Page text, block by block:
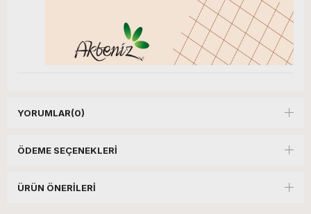
YORUMLAR(0)
ÖDEME SEÇENEKLERI
ÜRÜN ÖNERILERI